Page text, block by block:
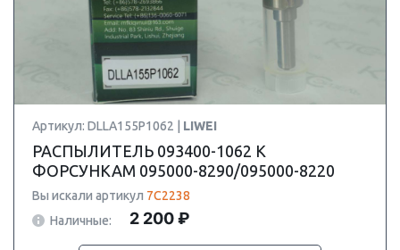
Артикул: DLLA155P1062 | LIWEI
РАСПЫЛИТЕЛЬ 093400-1062 К
ФОРСУНКАМ 095000-8290/095000-8220
Вы искали артикул 7C2238
Наличные:
2 200 ₽